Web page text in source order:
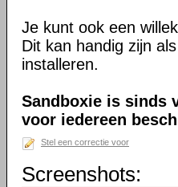
Je kunt ook een
Dit kan handig zijn
installeren.
Sandboxie is sinds
voor iedereen
Stel een correctie voor
Screenshots: